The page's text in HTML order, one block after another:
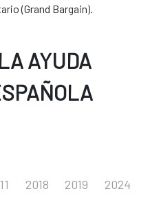
(Grand Bargain).
AYUDA
2018 2019 2024